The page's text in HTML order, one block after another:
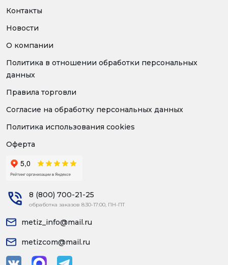
Контакты
Новости
О компании
Политика в отношении обработки персональных
данных
Правила торговли
Согласие на обработку персональных данных
Политика использования cookies
Оферта
8 (800) 700-21-25
обработка заказов 8:30-17:00, ПН-ПТ
metiz_info@mail.ru
metizcom@mail.ru